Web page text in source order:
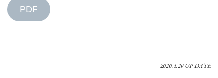
PDF
2020.4.20 UP DATE